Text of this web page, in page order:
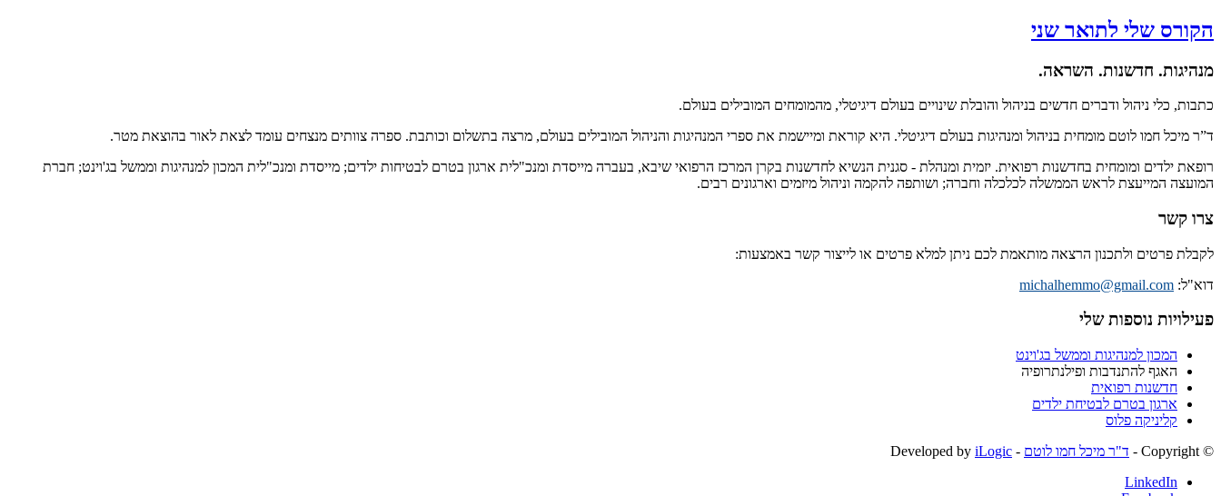
הקורס שלי לתואר שני
מנהיגות. חדשנות. השראה.
כתבות, כלי ניהול ודברים חדשים בניהול והובלת שינויים בעולם דיגיטלי, מהמומחים המובילים בעולם.
ד”ר מיכל חמו לוטם מומחית בניהול ומנהיגות בעולם דיגיטלי. היא קוראת ומיישמת את ספרי המנהיגות והניהול המובילים בעולם, מרצה בתשלום וכותבת. ספרה צוותים מנצחים עומד לצאת לאור בהוצאת מטר.
רופאת ילדים ומומחית בחדשנות רפואית. יזמית ומנהלת - סגנית הנשיא לחדשנות בקרן המרכז הרפואי שיבא, בעברה מייסדת ומנכ"לית ארגון בטרם לבטיחות ילדים; מייסדת ומנכ"לית המכון למנהיגות וממשל בג'וינט; חברת
המועצה המייעצת לראש הממשלה לכלכלה וחברה; ושותפה להקמה וניהול מיזמים וארגונים רבים.
צרו קשר
לקבלת פרטים ולתכנון הרצאה מותאמת לכם ניתן למלא פרטים או לייצור קשר באמצעות:
דוא"ל: michalhemmo@gmail.com
פעילויות נוספות שלי
המכון למנהיגות וממשל בג'וינט
האגף להתנדבות ופילנתרופיה
חדשנות רפואית
ארגון בטרם לבטיחת ילדים
קליניקה פלוס
© ‫Copyright -
ד"ר מיכל חמו לוטם - Developed by
iLogic
LinkedIn